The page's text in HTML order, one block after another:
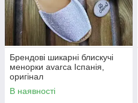
Брендові шикарні блискучі
менорки avarca Іспанія,
оригінал
В наявності